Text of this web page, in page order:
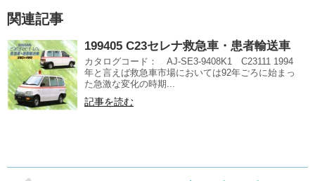
関連記事
199405 C23セレナ救急車・患者輸送車
カタログコード： AJ-SE3-9408K1 C23111 1994
年と言えば救急車市場においては92年ごろに始まっ
た急激な変化の時期...
記事を読む